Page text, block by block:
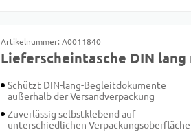
Artikelnummer: A0011840
Lieferscheintasche DIN lang
Schützt DIN-lang-Begleitdokumente
außerhalb der Versandverpackung
Zuverlässig selbstklebend auf
unterschiedlichen